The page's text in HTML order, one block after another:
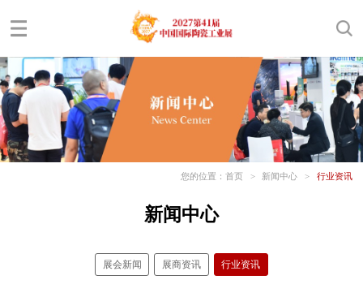
您的位置： 首页 > 新闻中心 > 行业资讯
新闻中心
展会新闻 展商资讯 行业资讯